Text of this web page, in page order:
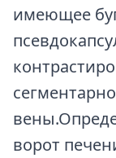
имеющее
ворот